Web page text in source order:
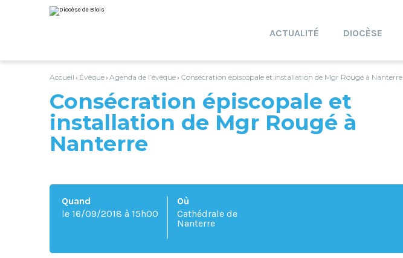
au
contenu.
personnels
ACTUALITÉ DIOCÈSE
Accueil › Évêque› Agenda de l’évêque› Consécration épiscopale et installation de Mgr Rougé à Nanterre
Consécration épiscopale et
installation de Mgr Rougé à
Nanterre
Quand
le 16/09/2018 à 15h00
Où
Cathédrale de
Nanterre